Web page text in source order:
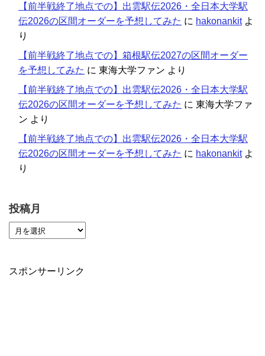
【前半戦終了地点での】出雲駅伝2026・全日本大学駅
伝2026の区間オーダーを予想してみた に hakonankitよ
り
【前半戦終了地点での】箱根駅伝2027の区間オーダー
を予想してみた に 東海大学ファン より
【前半戦終了地点での】出雲駅伝2026・全日本大学駅
伝2026の区間オーダーを予想してみた に 東海大学ファ
ン より
【前半戦終了地点での】出雲駅伝2026・全日本大学駅
伝2026の区間オーダーを予想してみた に hakonankitよ
り
投稿月
スポンサーリンク